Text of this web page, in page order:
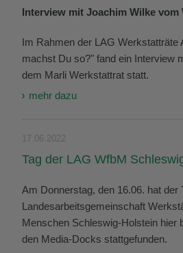
Interview mit Joachim Wilke vom
Im Rahmen der LAG Werkstatträte
machst Du so?" fand ein Interview
dem Marli Werkstattrat statt.
mehr dazu
17.06.2022
Tag der LAG WfbM
Am Donnerstag, den 16.06. hat der
Landesarbeitsgemeinschaft
Menschen Schleswig-Holstein hier
den Media-Docks stattgefunden.